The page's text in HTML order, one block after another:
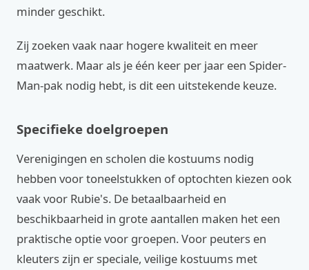
minder geschikt.
Zij zoeken vaak naar hogere kwaliteit en meer
maatwerk. Maar als je één keer per jaar een Spider-
Man-pak nodig hebt, is dit een uitstekende keuze.
Specifieke doelgroepen
Verenigingen en scholen die kostuums nodig
hebben voor toneelstukken of optochten kiezen ook
vaak voor Rubie's. De betaalbaarheid en
beschikbaarheid in grote aantallen maken het een
praktische optie voor groepen. Voor peuters en
kleuters zijn er speciale, veilige kostuums met